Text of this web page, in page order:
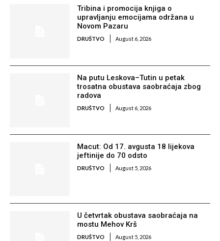
Tribina i promocija knjiga o
upravljanju emocijama održana u
Novom Pazaru
DRUŠTVO August 6, 2026
Na putu Leskova–Tutin u petak
trosatna obustava saobraćaja zbog
radova
DRUŠTVO August 6, 2026
Macut: Od 17. avgusta 18 lijekova
jeftinije do 70 odsto
DRUŠTVO August 5, 2026
U četvrtak obustava saobraćaja na
mostu Mehov Krš
DRUŠTVO August 5, 2026